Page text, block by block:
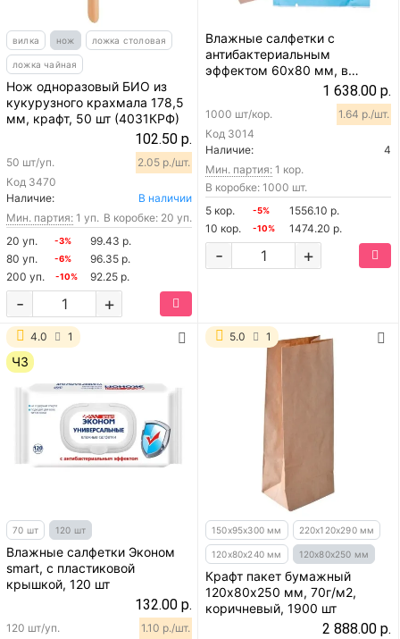
вилка нож ложка столовая
ложка чайная
Нож одноразовый БИО из
кукурузного крахмала 178,5
мм, крафт, 50 шт (4031КРФ)
102.50 р.
Код 3470
50 шт/уп. 2.05 р./шт.
Наличие:
В наличии
Мин. партия: 1 уп. В коробке: 20 уп.
20 уп.
-3%
99.43 р.
80 уп.
-6%
96.35 р.
200 уп.
-10% 92.25 р.
+
-
Влажные салфетки с
антибактериальным
эффектом 60х80 мм, в
индивидуальной упаковке,
1 638.00 р.
Код 3014
1000 шт/кор. 1.64 р./шт.
Наличие:
4
Мин. партия: 1 кор.
В коробке: 1000 шт.
5 кор.
-5%
1556.10 р.
10 кор.
-10% 1474.20 р.
+
-
4.0 1
ЧЗ
70 шт 120 шт
Влажные салфетки Эконом
smart, с пластиковой
крышкой, 120 шт
132.00 р.
120 шт/уп. 1.10 р./шт.
5.0 1
150х95х300 мм 220х120х290 мм
120х80х240 мм 120х80х250 мм
Крафт пакет бумажный
120х80х250 мм, 70г/м2,
коричневый, 1900 шт
2 888.00 р.